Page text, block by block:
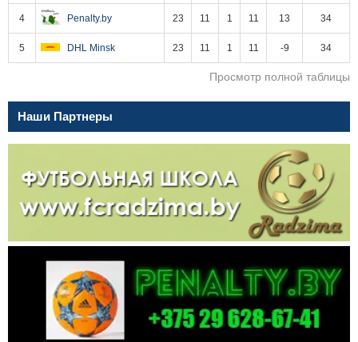
4 Penalty.by 23 11 1 11 13 34
5 DHL Minsk 23 11 1 11 -9 34
Просмотр полной таблицы
Наши Партнеры